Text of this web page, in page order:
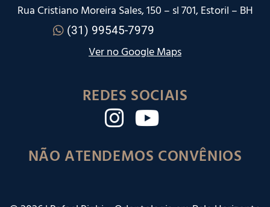
Rua Cristiano Moreira Sales, 150 – sl 701, Estoril – BH
(31) 99545-7979
Ver no Google Maps
REDES SOCIAIS
NÃO ATENDEMOS CONVÊNIOS